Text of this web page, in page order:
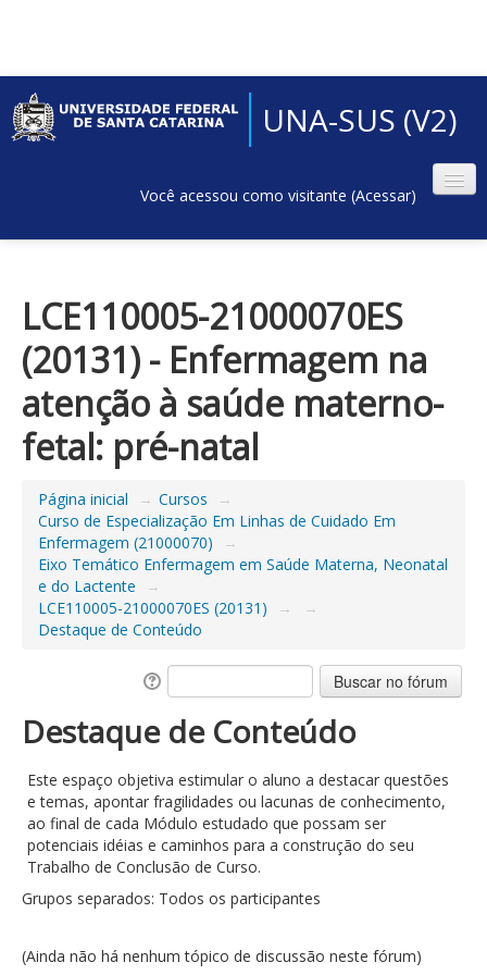
UNA-SUS (V2)
Você acessou como visitante (Acessar)
LCE110005-21000070ES
(20131) - Enfermagem na
atenção à saúde materno-
fetal: pré-natal
Página inicial → Cursos
→
Curso de Especialização Em Linhas de Cuidado Em
Enfermagem (21000070)
→
Eixo Temático Enfermagem em Saúde Materna, Neonatal
e do Lactente
→
LCE110005-21000070ES (20131)
→
→
Destaque de Conteúdo
Destaque de Conteúdo
Este espaço objetiva estimular o aluno a destacar questões
e temas, apontar fragilidades ou lacunas de conhecimento,
ao final de cada Módulo estudado que possam ser
potenciais idéias e caminhos para a construção do seu
Trabalho de Conclusão de Curso.
Grupos separados: Todos os participantes
(Ainda não há nenhum tópico de discussão neste fórum)